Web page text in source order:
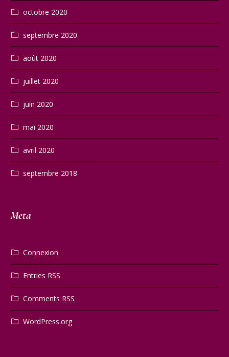
octobre 2020
septembre 2020
août 2020
juillet 2020
juin 2020
mai 2020
avril 2020
septembre 2018
Meta
Connexion
Entries RSS
Comments RSS
WordPress.org